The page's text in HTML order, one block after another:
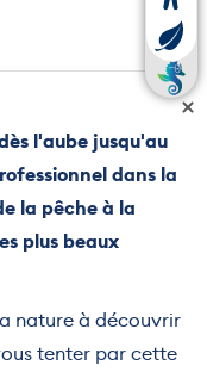
l'aube jusqu'au
dans la
la pêche à la
plus beaux
nature à découvrir
tenter par cette